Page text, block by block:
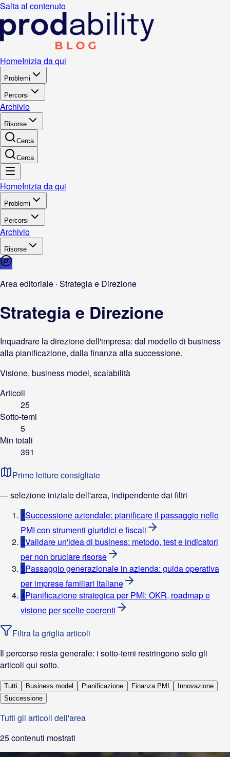
Salta al contenuto
HomeInizia da qui
Problemi
Percorsi
Archivio
Risorse
Cerca
Cerca
HomeInizia da qui
Problemi
Percorsi
Archivio
Risorse
Area editoriale · Strategia e Direzione
Strategia e Direzione
Inquadrare la direzione dell'impresa: dal modello di business
alla pianificazione, dalla finanza alla successione.
Visione, business model, scalabilità
Articoli
25
Sotto-temi
5
Min totali
391
Prime letture consigliate
— selezione iniziale dell'area, indipendente dai filtri
1Successione aziendale: pianificare il passaggio nelle
PMI con strumenti giuridici e fiscali
2Validare un'idea di business: metodo, test e indicatori
per non bruciare risorse
3Passaggio generazionale in azienda: guida operativa
per imprese familiari italiane
4Pianificazione strategica per PMI: OKR, roadmap e
visione per scelte coerenti
Filtra la griglia articoli
Il percorso resta generale: i sotto-temi restringono solo gli
articoli qui sotto.
Tutti Business model Pianificazione Finanza PMI
Innovazione
Successione
Tutti gli articoli dell'area
25contenuti mostrati